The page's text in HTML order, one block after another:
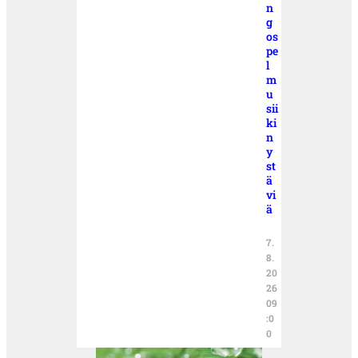
n
g
os
pe
l
m
u
sii
ki
n
y
st
ä
vi
ä
7.
8.
20
26
09
:0
0